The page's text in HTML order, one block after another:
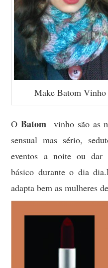
Make Batom Vinho
OBatom
vinho são as
sensual mas sério,
eventos a noite ou dar
básico durante o dia
adapta bem as mulheres